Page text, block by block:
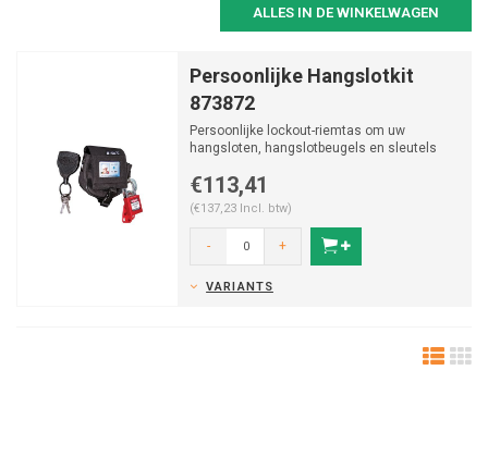
ALLES IN DE WINKELWAGEN
Persoonlijke Hangslotkit
873872
Persoonlijke lockout-riemtas om uw
hangsloten, hangslotbeugels en sleutels
€113,41
(€137,23 Incl. btw)
- +
VARIANTS